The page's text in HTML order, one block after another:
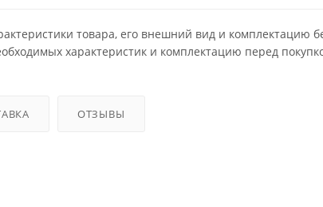
товара, его внешний вид и комплектацию
характеристик и комплектацию перед
ОТЗЫВЫ